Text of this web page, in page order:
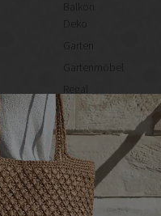
Deko
Garten
Gartenmöbel
Regal
selber
machen
Heimwerken
Renovieren
DIY
GESCHÄFTE